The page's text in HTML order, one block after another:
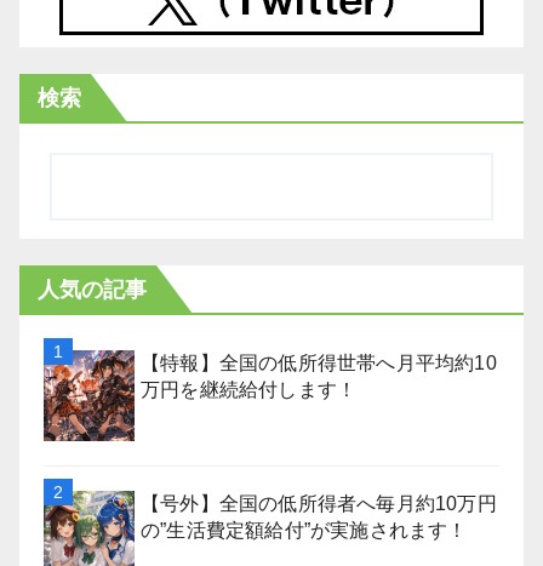
検索
人気の記事
【特報】全国の低所得世帯へ月平均約10
万円を継続給付します！
【号外】全国の低所得者へ毎月約10万円
の”生活費定額給付”が実施されます！